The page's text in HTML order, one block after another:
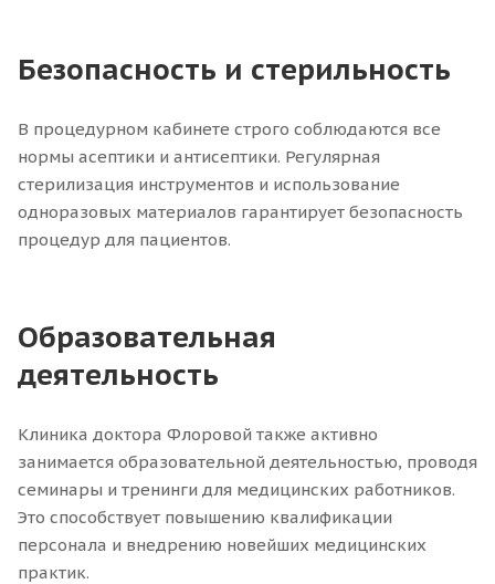
Безопасность и стерильность
В процедурном кабинете строго соблюдаются все
нормы асептики и антисептики. Регулярная
стерилизация инструментов и использование
одноразовых материалов гарантирует безопасность
процедур для пациентов.
Образовательная
деятельность
Клиника доктора Флоровой также активно
занимается образовательной деятельностью, проводя
семинары и тренинги для медицинских работников.
Это способствует повышению квалификации
персонала и внедрению новейших медицинских
практик.